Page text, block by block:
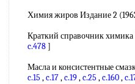
Химия жиров Издание 2
Краткий справочник
c.478]
Масла и консистентные
c.15 ,c.17,c.19,c.25 ,c.160,